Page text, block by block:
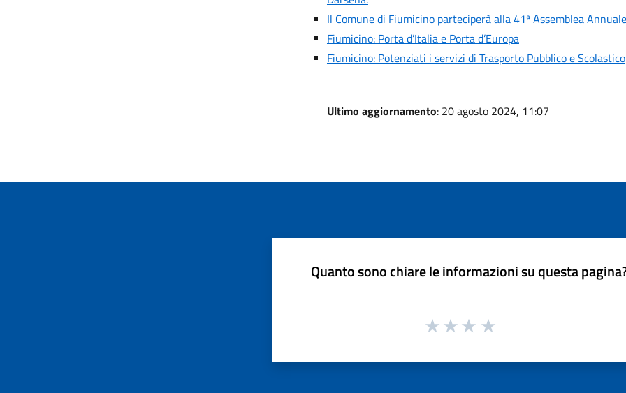
Il Comune di Fiumicino parteciperà alla 41ª Assemblea Annuale
Fiumicino: Porta d’Italia e Porta d’Europa
Fiumicino: Potenziati i servizi di Trasporto Pubblico e Scolastico
Ultimo aggiornamento: 20 agosto 2024, 11:07
Quanto sono chiare le informazioni su questa